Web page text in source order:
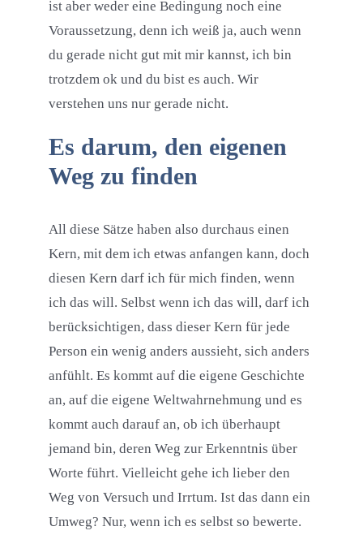
ist aber weder eine Bedingung noch eine
Voraussetzung, denn ich weiß ja, auch wenn
du gerade nicht gut mit mir kannst, ich bin
trotzdem ok und du bist es auch. Wir
verstehen uns nur gerade nicht.
Es darum, den eigenen
Weg zu finden
All diese Sätze haben also durchaus einen
Kern, mit dem ich etwas anfangen kann, doch
diesen Kern darf ich für mich finden, wenn
ich das will. Selbst wenn ich das will, darf ich
berücksichtigen, dass dieser Kern für jede
Person ein wenig anders aussieht, sich anders
anfühlt. Es kommt auf die eigene Geschichte
an, auf die eigene Weltwahrnehmung und es
kommt auch darauf an, ob ich überhaupt
jemand bin, deren Weg zur Erkenntnis über
Worte führt. Vielleicht gehe ich lieber den
Weg von Versuch und Irrtum. Ist das dann ein
Umweg? Nur, wenn ich es selbst so bewerte.